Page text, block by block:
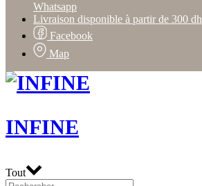
Whatsapp
Livraison disponible à partir de 300 dh
Facebook
Map
INFINE
Tout